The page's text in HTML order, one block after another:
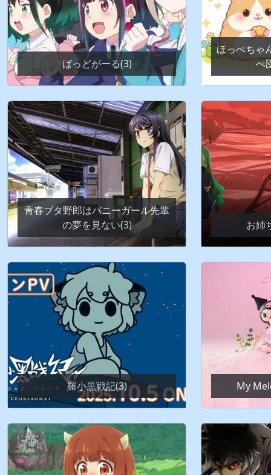
ばっどがーる(3)
ほっぺちゃ
ぺ
青春ブタ野郎はバニーガール先輩
の夢を見ない(3)
お姉
羅小黒戦記(3) My